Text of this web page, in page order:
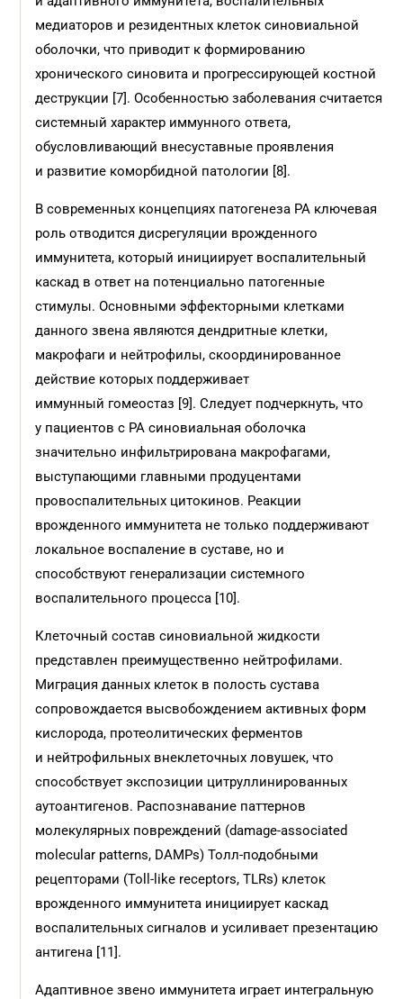
медиаторов и резидентных клеток синовиальной
оболочки, что приводит к формированию
хронического синовита и прогрессирующей костной
деструкции [7]. Особенностью заболевания считается
системный характер иммунного ответа,
обусловливающий внесуставные проявления
и развитие коморбидной патологии [8].
В современных концепциях патогенеза РА ключевая
роль отводится дисрегуляции врожденного
иммунитета, который инициирует воспалительный
каскад в ответ на потенциально патогенные
стимулы. Основными эффекторными клетками
данного звена являются дендритные клетки,
макрофаги и нейтрофилы, скоординированное
действие которых поддерживает
иммунный гомеостаз [9]. Следует подчеркнуть, что
у пациентов с РА синовиальная оболочка
значительно инфильтрирована макрофагами,
выступающими главными продуцентами
провоспалительных цитокинов. Реакции
врожденного иммунитета не только поддерживают
локальное воспаление в суставе, но и
способствуют генерализации системного
воспалительного процесса [10].
Клеточный состав синовиальной жидкости
представлен преимущественно нейтрофилами.
Миграция данных клеток в полость сустава
сопровождается высвобождением активных форм
кислорода, протеолитических ферментов
и нейтрофильных внеклеточных ловушек, что
способствует экспозиции цитруллинированных
аутоантигенов. Распознавание паттернов
молекулярных повреждений (damage-associated
molecular patterns, DAMPs) Толл-подобными
рецепторами (Toll-like receptors, TLRs) клеток
врожденного иммунитета инициирует каскад
воспалительных сигналов и усиливает презентацию
антигена [11].
Адаптивное звено иммунитета играет интегральную